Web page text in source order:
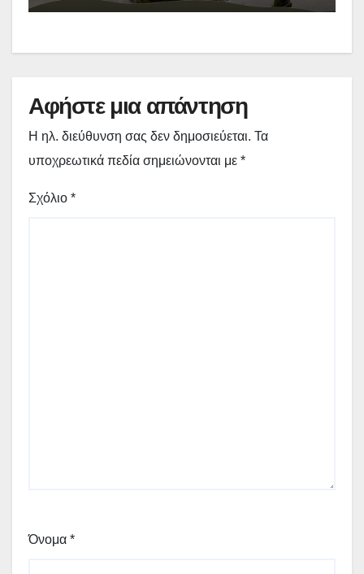
πρόγραμμα
Αφήστε μια απάντηση
Η ηλ. διεύθυνση σας δεν δημοσιεύεται. Τα
υποχρεωτικά πεδία σημειώνονται με *
Σχόλιο *
Όνομα *